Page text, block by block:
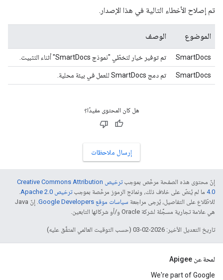
تم إصلاح الأخطاء التالية في هذا الإصدار.
الموضوع الوصف
SmartDocs تم توفير خيار لتخطّي "نموذج SmartDocs" أثناء التثبيت.
SmartDocs تم دمج SmartDocs للعمل في بيئة محلية.
هل كان المحتوى مفيدًا؟
إرسال ملاحظات
إنّ محتوى هذه الصفحة مرخّص بموجب
ترخيص Creative Commons Attribution
4.0‏ ما لم يُنصّ على خلاف ذلك، ونماذج الرموز مرخّصة بموجبترخيص Apache 2.0‏
.
للاطّلاع على التفاصيل، يُرجى مراجعة سياسات موقع Google Developers‏
. إنّ Java
هي علامة تجارية مسجَّلة لشركة Oracle و/أو شركائها التابعين.
تاريخ التعديل الأخير: 2026-02-03 (حسب التوقيت العالمي المتفَّق عليه)
لمحة عن Apigee
We're part of Google